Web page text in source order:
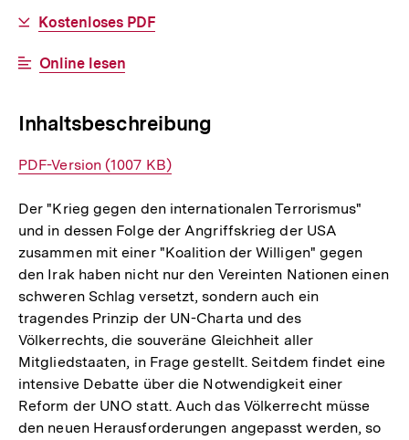
Download-
Kostenloses PDF
Interner
Online lesen
Inhaltsbeschreibung
Interner
PDF-Version (1007 KB)
Der "Krieg gegen den internationalen Terrorismus"
und in dessen Folge der Angriffskrieg der USA
zusammen mit einer "Koalition der Willigen" gegen
den Irak haben nicht nur den Vereinten Nationen einen
schweren Schlag versetzt, sondern auch ein
tragendes Prinzip der UN-Charta und des
Völkerrechts, die souveräne Gleichheit aller
Mitgliedstaaten, in Frage gestellt. Seitdem findet eine
intensive Debatte über die Notwendigkeit einer
Reform der UNO statt. Auch das Völkerrecht müsse
den neuen Herausforderungen angepasst werden, so